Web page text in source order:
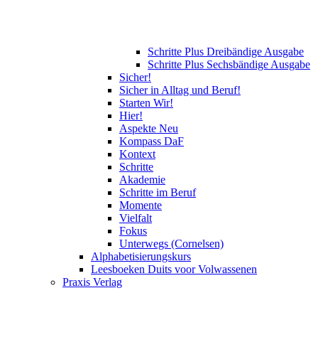
Schritte Plus Dreibändige Ausgabe
Schritte Plus Sechsbändige Ausgabe
Sicher!
Sicher in Alltag und Beruf!
Starten Wir!
Hier!
Aspekte Neu
Kompass DaF
Kontext
Schritte
Akademie
Schritte im Beruf
Momente
Vielfalt
Fokus
Unterwegs (Cornelsen)
Alphabetisierungskurs
Leesboeken Duits voor Volwassenen
Praxis Verlag